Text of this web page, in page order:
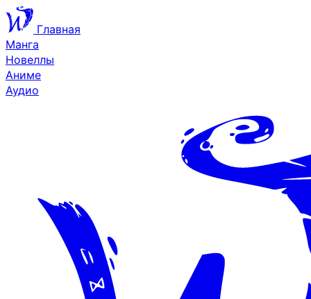
Главная
Манга
Новеллы
Аниме
Аудио